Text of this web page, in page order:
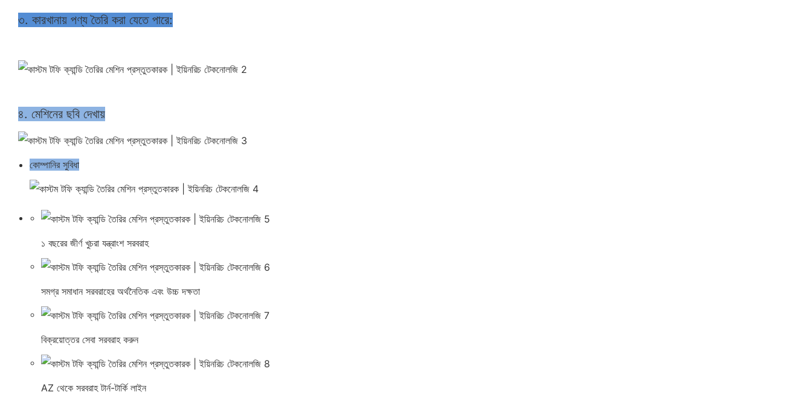
৩. কারখানায় পণ্য তৈরি করা যেতে পারে:
৪. মেশিনের ছবি দেখায়
কোম্পানির সুবিধা
১ বছরের জীর্ণ খুচরা যন্ত্রাংশ সরবরাহ
সমগ্র সমাধান সরবরাহের অর্থনৈতিক এবং উচ্চ দক্ষতা
বিক্রয়োত্তর সেবা সরবরাহ করুন
AZ থেকে সরবরাহ টার্ন-টার্কি লাইন